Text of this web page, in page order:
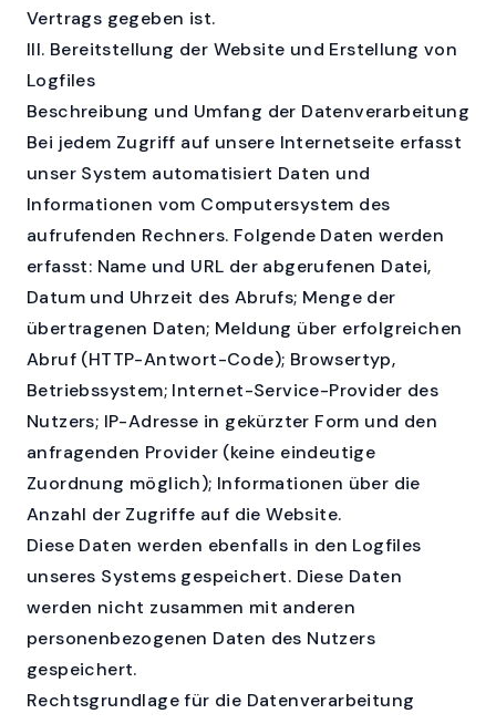
Vertrags gegeben ist.
III. Bereitstellung der Website und Erstellung von
Logfiles
Beschreibung und Umfang der Datenverarbeitung
Bei jedem Zugriff auf unsere Internetseite erfasst
unser System automatisiert Daten und
Informationen vom Computersystem des
aufrufenden Rechners. Folgende Daten werden
erfasst: Name und URL der abgerufenen Datei,
Datum und Uhrzeit des Abrufs; Menge der
übertragenen Daten; Meldung über erfolgreichen
Abruf (HTTP-Antwort-Code); Browsertyp,
Betriebssystem; Internet-Service-Provider des
Nutzers; IP-Adresse in gekürzter Form und den
anfragenden Provider (keine eindeutige
Zuordnung möglich); Informationen über die
Anzahl der Zugriffe auf die Website.
Diese Daten werden ebenfalls in den Logfiles
unseres Systems gespeichert. Diese Daten
werden nicht zusammen mit anderen
personenbezogenen Daten des Nutzers
gespeichert.
Rechtsgrundlage für die Datenverarbeitung